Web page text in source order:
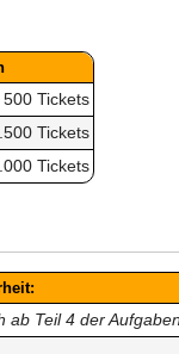
500 Tickets
Tickets
Tickets
ab Teil 4 der